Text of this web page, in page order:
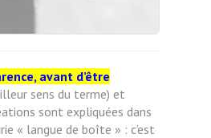
avant d’être
sens du terme) et
sont expliquées dans
« langue de boîte » : c’est